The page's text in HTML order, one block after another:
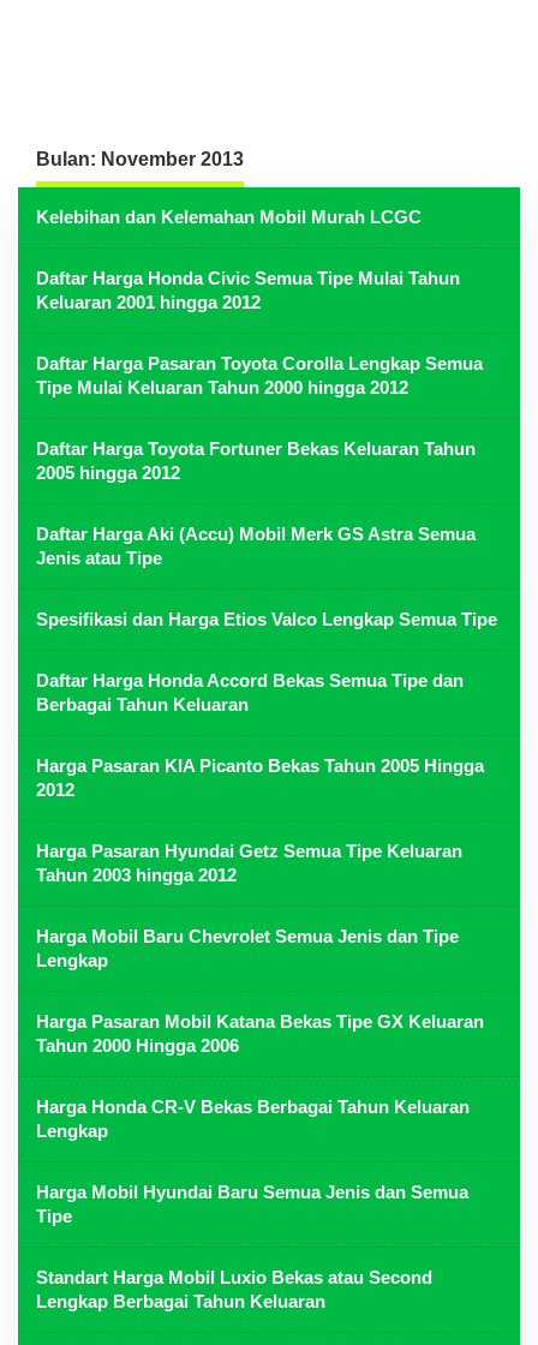
Bulan: November 2013
Kelebihan dan Kelemahan Mobil Murah LCGC
Daftar Harga Honda Civic Semua Tipe Mulai Tahun
Keluaran 2001 hingga 2012
Daftar Harga Pasaran Toyota Corolla Lengkap Semua
Tipe Mulai Keluaran Tahun 2000 hingga 2012
Daftar Harga Toyota Fortuner Bekas Keluaran Tahun
2005 hingga 2012
Daftar Harga Aki (Accu) Mobil Merk GS Astra Semua
Jenis atau Tipe
Spesifikasi dan Harga Etios Valco Lengkap Semua Tipe
Daftar Harga Honda Accord Bekas Semua Tipe dan
Berbagai Tahun Keluaran
Harga Pasaran KIA Picanto Bekas Tahun 2005 Hingga
2012
Harga Pasaran Hyundai Getz Semua Tipe Keluaran
Tahun 2003 hingga 2012
Harga Mobil Baru Chevrolet Semua Jenis dan Tipe
Lengkap
Harga Pasaran Mobil Katana Bekas Tipe GX Keluaran
Tahun 2000 Hingga 2006
Harga Honda CR-V Bekas Berbagai Tahun Keluaran
Lengkap
Harga Mobil Hyundai Baru Semua Jenis dan Semua
Tipe
Standart Harga Mobil Luxio Bekas atau Second
Lengkap Berbagai Tahun Keluaran